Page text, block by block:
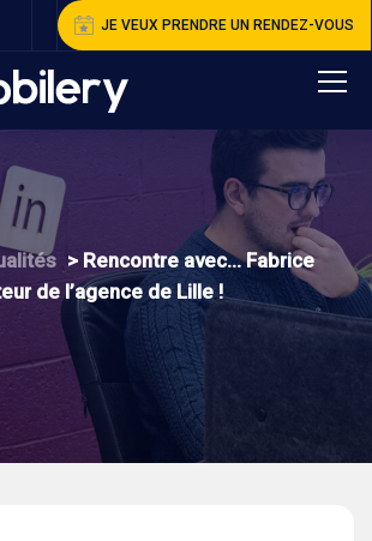
JE VEUX PRENDRE UN RENDEZ-VOUS
> Rencontre avec… Fabrice
de l’agence de Lille !